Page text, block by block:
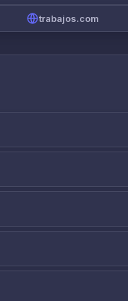
trabajos.com